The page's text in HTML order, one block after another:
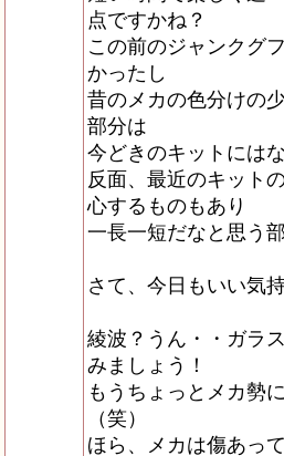
点ですかね？
この前のジャンクグ
かったし
昔のメカの色分けの
部分は
今どきのキットには
反面、最近のキット
心するものもあり
一長一短だなと思う
さて、今日もいい気
綾波？うん・・ガラ
みましょう！
もうちょっとメカ勢
（笑）
ほら、メカは傷あっ